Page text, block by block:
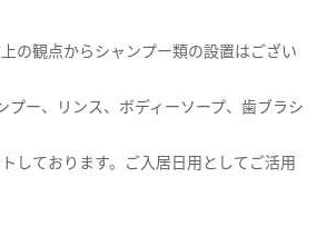
の観点からシャンプー類の設置はござい
プー、リンス、ボディーソープ、歯ブラシ
しております。ご入居日用としてご活用